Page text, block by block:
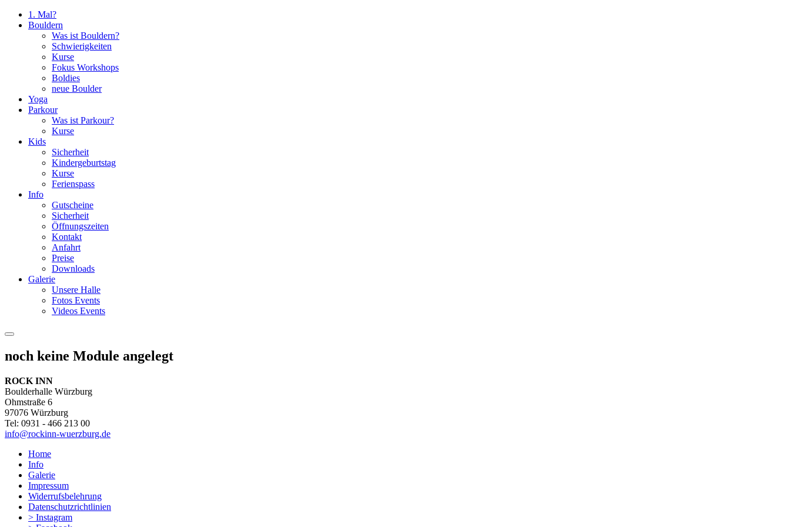
1. Mal?
Bouldern
Was ist Bouldern?
Schwierigkeiten
Kurse
Fokus Workshops
Boldies
neue Boulder
Yoga
Parkour
Was ist Parkour?
Kurse
Kids
Sicherheit
Kindergeburtstag
Kurse
Ferienspass
Info
Gutscheine
Sicherheit
Öffnungszeiten
Kontakt
Anfahrt
Preise
Downloads
Galerie
Unsere Halle
Fotos Events
Videos Events
noch keine Module angelegt
ROCK INN
Boulderhalle Würzburg
Ohmstraße 6
97076 Würzburg
Tel: 0931 - 466 213 00
info@rockinn-wuerzburg.de
Home
Info
Galerie
Impressum
Widerrufsbelehrung
Datenschutzrichtlinien
> Instagram